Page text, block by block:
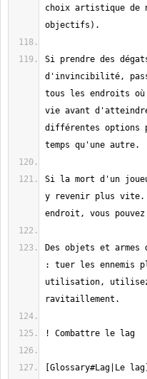
choix artistique de
Si prendre des
d'invincibilité,
tous les endroits
vie avant
différentes options
Si la mort d'un
y revenir plus vite.
Des objets et armes
: tuer les ennemis
utilisation, utilisez-
[Glossary#Lag|Le